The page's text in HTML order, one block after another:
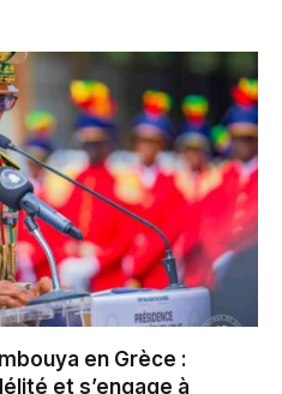
en Grèce :
et s’engage à